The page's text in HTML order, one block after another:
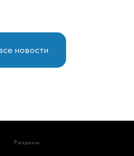
новости
Разделы